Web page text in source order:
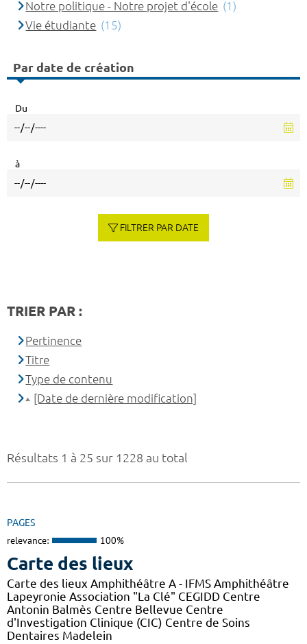
Résultats 1 à 25 sur 1228 au total
PAGES
relevance: 100%
Carte des lieux
Carte des lieux Amphithéâtre A - IFMS Amphithéâtre
Lapeyronie Association "La Clé" CEGIDD Centre
Antonin Balmès Centre Bellevue Centre
d'Investigation Clinique (CIC) Centre de Soins
Dentaires Madelein
Notre politique - Notre projet d'école (1)
Vie étudiante (15)
Par date de création
Du
à
FILTRER PAR DATE
TRIER PAR :
Pertinence
Titre
Type de contenu
[Date de dernière modification]